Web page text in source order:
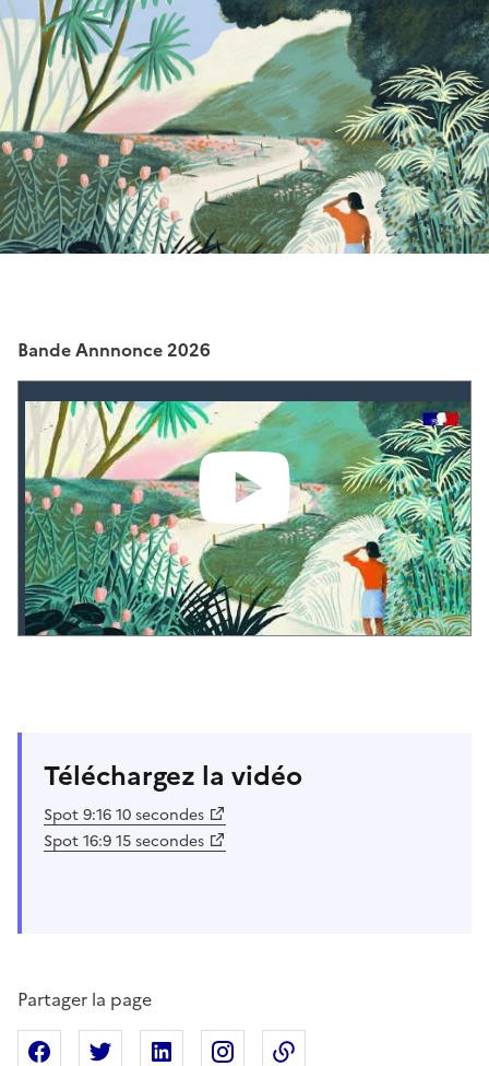
Bande Annnonce 2026
Téléchargez la vidéo
Spot 9:16 10 secondes
Spot 16:9 15 secondes
Partager la page
Partager sur Facebook
Partager sur XPartager sur Linkedin
Partager sur Instagram